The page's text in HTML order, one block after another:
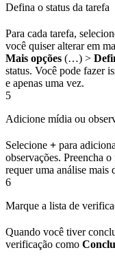
Defina o status da tarefa
Para cada tarefa,
você quiser alterar em
Mais opções (…) >
status. Você pode fazer
e apenas uma vez.
5
Adicione mídia ou
Selecione + para
observações. Preencha
requer uma análise mais
6
Marque a lista de
Quando você tiver
verificação como